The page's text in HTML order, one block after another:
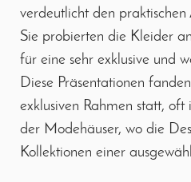
verdeutlicht den praktischen
Sie probierten die Kleider
für eine sehr exklusive und
Diese Präsentationen
exklusiven Rahmen statt,
der Modehäuser, wo die
Kollektionen einer